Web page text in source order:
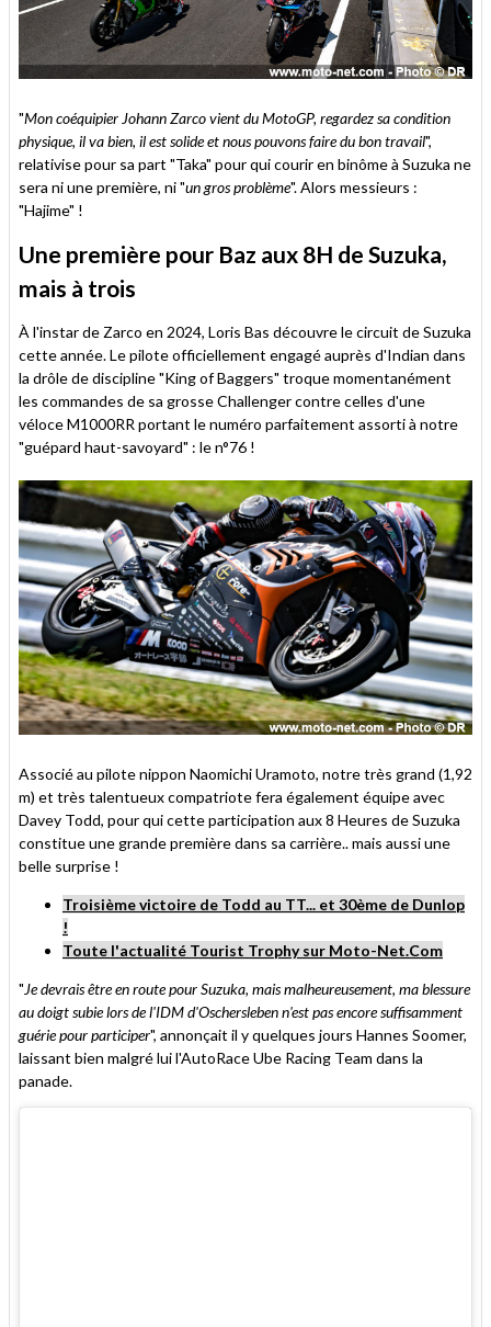
"Mon coéquipier Johann Zarco vient du MotoGP, regardez sa condition
physique, il va bien, il est solide et nous pouvons faire du bon travail",
relativise pour sa part "Taka" pour qui courir en binôme à Suzuka ne
sera ni une première, ni "un gros problème". Alors messieurs :
"Hajime" !
Une première pour Baz aux 8H de Suzuka,
mais à trois
À l'instar de Zarco en 2024, Loris Bas découvre le circuit de Suzuka
cette année. Le pilote officiellement engagé auprès d'Indian dans
la drôle de discipline "King of Baggers" troque momentanément
les commandes de sa grosse Challenger contre celles d'une
véloce M1000RR portant le numéro parfaitement assorti à notre
"guépard haut-savoyard" : le n°76 !
Associé au pilote nippon Naomichi Uramoto, notre très grand (1,92
m) et très talentueux compatriote fera également équipe avec
Davey Todd, pour qui cette participation aux 8 Heures de Suzuka
constitue une grande première dans sa carrière.. mais aussi une
belle surprise !
Troisième victoire de Todd au TT... et 30ème de Dunlop
!
Toute l'actualité Tourist Trophy sur Moto-Net.Com
"Je devrais être en route pour Suzuka, mais malheureusement, ma blessure
au doigt subie lors de l'IDM d'Oschersleben n'est pas encore suffisamment
guérie pour participer", annonçait il y quelques jours Hannes Soomer,
laissant bien malgré lui l'AutoRace Ube Racing Team dans la
panade.